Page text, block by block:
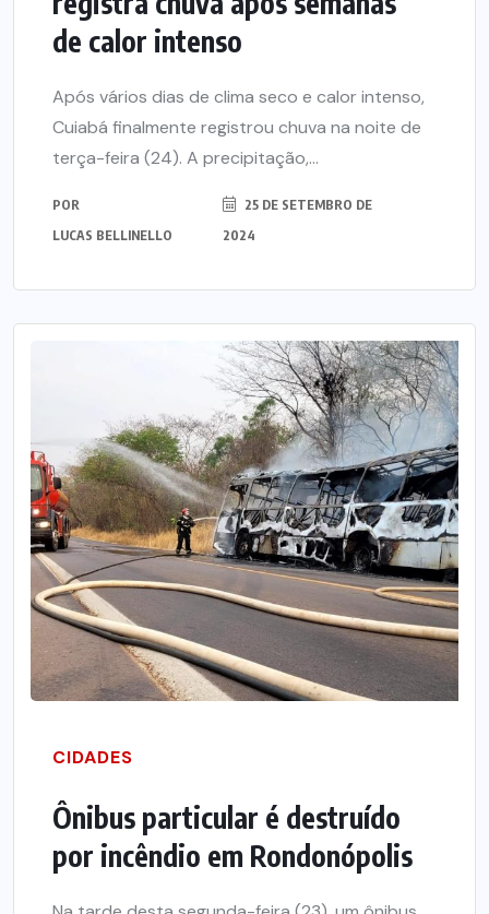
de calor intenso
Após vários dias de clima seco e calor intenso,
Cuiabá finalmente registrou chuva na noite de
terça-feira (24). A precipitação,...
POR
LUCAS BELLINELLO
25 DE SETEMBRO DE
2024
CIDADES
Ônibus particular é destruído
por incêndio em Rondonópolis